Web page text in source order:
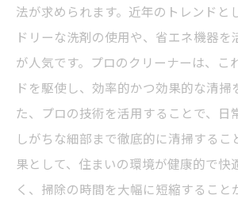
リラックス効果を高める掃
クリーニングセラピーの効
ストレス解消につながる掃除
掃除を楽しむ心理学的アプ
神奈川県で見つける楽しさを増す
法が求められます。近年のトレンドと
ドリーな洗剤の使用や、省エネ機器を
が人気です。プロのクリーナーは、こ
ドを駆使し、効率的かつ効果的な清掃
た、プロの技術を活用することで、日
しがちな細部まで徹底的に清掃するこ
果として、住まいの環境が健康的で快
く、掃除の時間を大幅に短縮すること